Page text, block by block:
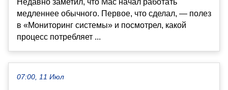
медленнее обычного. Первое, что сделал, — полез
в «Мониторинг системы» и посмотрел, какой
процесс потребляет ...
07:00, 11 Июл